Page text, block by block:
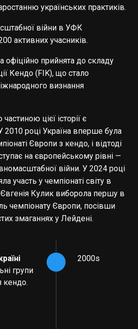
українських практиків.
війни в УФК
активних учасників.
офіційно прийнята до складу
Кендо (FIK), що стало
визнання
цієї історії є
2010 році Україна вперше була
Європи з кендо, і відтоді
на європейському рівні —
війни. У 2024 році
участь у чемпіонаті світу в
Євгенія Кулик виборола першу в
чемпіонату Європи, посівши
змаганнях у Лейдені.
групи
кендо.
2000s